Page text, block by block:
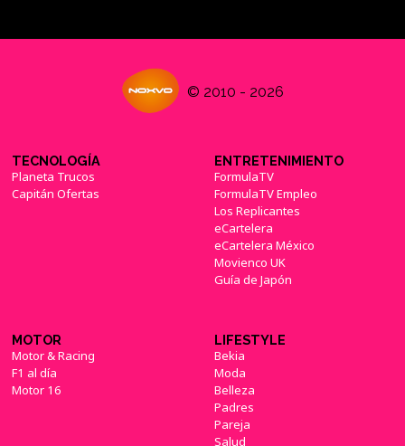
© 2010 - 2026
TECNOLOGÍA
Planeta Trucos
Capitán Ofertas
ENTRETENIMIENTO
FormulaTV
FormulaTV Empleo
Los Replicantes
eCartelera
eCartelera México
Movienco UK
Guía de Japón
MOTOR
Motor & Racing
F1 al día
Motor 16
LIFESTYLE
Bekia
Moda
Belleza
Padres
Pareja
Salud